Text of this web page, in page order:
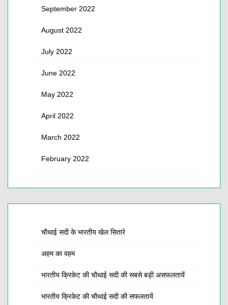
September 2022
August 2022
July 2022
June 2022
May 2022
April 2022
March 2022
February 2022
चौथाई सदी के भारतीय खेल सितारे
अहम का वहम
भारतीय क्रिकेट की चौथाई सदी की सबसे बड़ी असफलतायें
भारतीय क्रिकेट की चौथाई सदी की सफलतायें